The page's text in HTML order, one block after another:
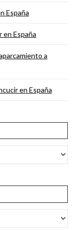
España
España
a
en España